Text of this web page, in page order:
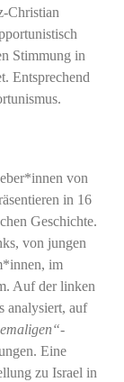
Christian
Stimmung in
Entsprechend
von
in 16
Geschichte.
von jungen
im
Auf der linken
analysiert, auf
-
Eine
zu Israel in